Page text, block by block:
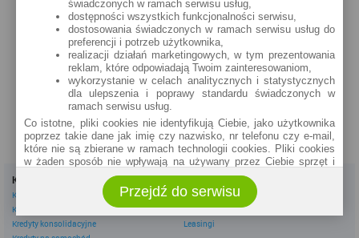
Kredyty
Kredyty gotówkowe
Kredyty hipoteczne
Kredyty konsolidacyjne
Dla firm
Kredyty firmowe
Konta firmowe
Leasingi
świadczonych w ramach serwisu usług,
dostępności wszystkich funkcjonalności serwisu,
dostosowania świadczonych w ramach serwisu usług do
preferencji i potrzeb użytkownika,
realizacji działań marketingowych, w tym prezentowania
reklam, które odpowiadają Twoim zainteresowaniom,
wykorzystanie w celach analitycznych i statystycznych
dla ulepszenia i poprawy standardu świadczonych w
ramach serwisu usług.
Co istotne, pliki cookies nie identyfikują Ciebie, jako użytkownika
poprzez takie dane jak imię czy nazwisko, nr telefonu czy e-mail,
które nie są zbierane w ramach technologii cookies. Pliki cookies
w żaden sposób nie wpływają na używany przez Ciebie sprzęt i
Zakres wykorzystywania plików cookies możliwy jest do
określenia w ustawieniach przeglądarki każdego użytkownika. Bez
wprowadzenia zmian ustawień, informacje w plikach cookies mogą
być zapisywane w pamięci Twojego urządzenia.
Przejdź do serwisu